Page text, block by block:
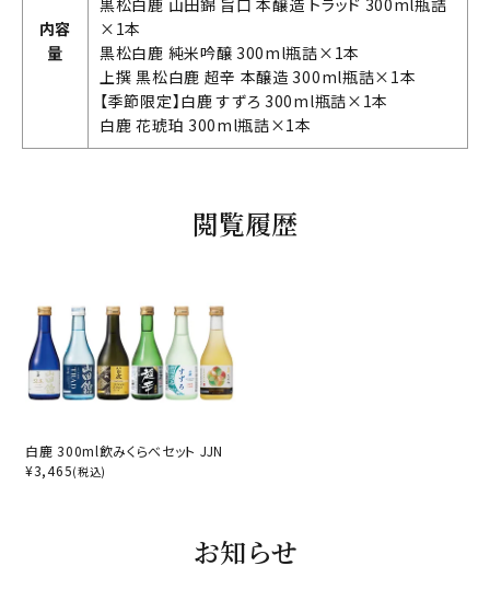
内容
量
黒松白鹿 山田錦 旨口 本醸造 トラッド 300ml瓶詰
×1本
黒松白鹿 純米吟醸 300ml瓶詰×1本
上撰 黒松白鹿 超辛 本醸造 300ml瓶詰×1本
【季節限定】白鹿 すずろ 300ml瓶詰×1本
白鹿 花琥珀 300ml瓶詰×1本
閲覧履歴
白鹿 300ml飲みくらべセット JJN
¥3,465(税込)
お知らせ